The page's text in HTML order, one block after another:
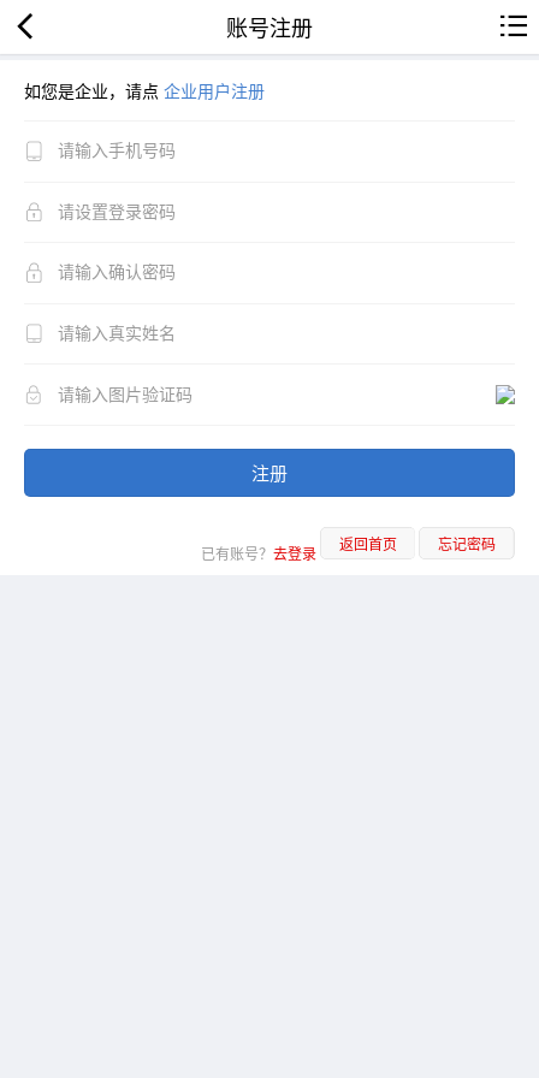
账号注册
如您是企业，请点 企业用户注册
注册
已有账号？ 去登录 返回首页 忘记密码